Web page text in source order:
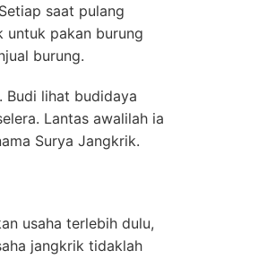
saat pulang
untuk pakan burung
burung.
Budi lihat budidaya
Lantas awalilah ia
Surya Jangkrik.
usaha terlebih dulu,
jangkrik tidaklah